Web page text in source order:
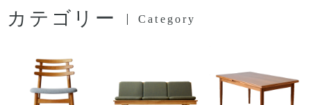
カテゴリー Category